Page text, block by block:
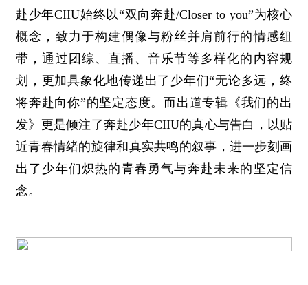
赴少年CIIU始终以“双向奔赴/Closer to you”为核心
概念，致力于构建偶像与粉丝并肩前行的情感纽
带，通过团综、直播、音乐节等多样化的内容规
划，更加具象化地传递出了少年们“无论多远，终
将奔赴向你”的坚定态度。而出道专辑《我们的出
发》更是倾注了奔赴少年CIIU的真心与告白，以贴
近青春情绪的旋律和真实共鸣的叙事，进一步刻画
出了少年们炽热的青春勇气与奔赴未来的坚定信
念。